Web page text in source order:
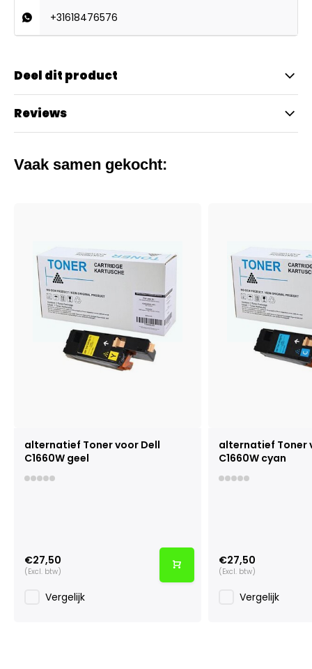
+31618476576
Deel dit product
Reviews
Vaak samen gekocht:
alternatief Toner voor Dell
C1660W geel
€27,50
(Excl. btw)
Vergelijk
alternatief Toner
C1660W cyan
€27,50
(Excl. btw)
Vergelijk